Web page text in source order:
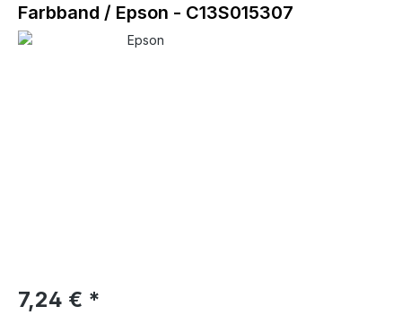
Farbband / Epson - C13S015307
7,24 € *